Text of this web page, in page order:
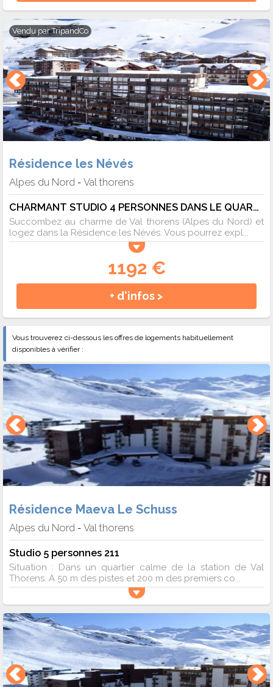
Vendu parTripandCo
Résidence les Névés
Alpes du Nord - Val thorens
CHARMANT STUDIO 4 PERSONNES DANS LE QUARTIER ANIME DE LA STATION - 4 pers. - 25m2 - TV
Succombez au charme de Val thorens (Alpes du Nord) et
logez dans la Résidence les Névés. Vous pourrez expl...
1192 €
+ d'infos >
Vous trouverez ci-dessous les offres de logements habituellement
disponibles à vérifier :
Résidence Maeva Le Schuss
Alpes du Nord - Val thorens
Studio 5 personnes 211
Situation : Dans un quartier calme de la station de Val
Thorens. A 50 m des pistes et 200 m des premiers co...